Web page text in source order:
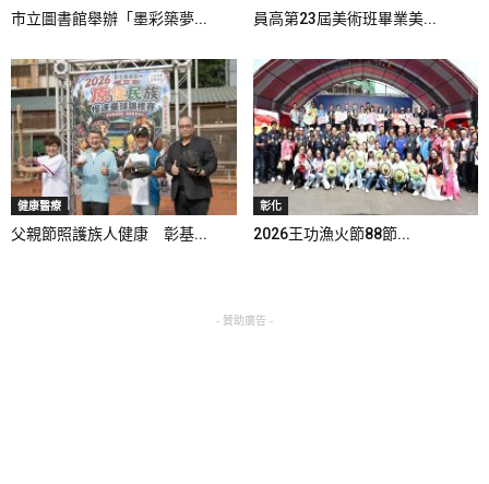
市立圖書館舉辦「墨彩築夢... 員高第23屆美術班畢業美...
健康醫療
父親節照護族人健康 彰基...
彰化
2026王功漁火節88節...
- 贊助廣告 -